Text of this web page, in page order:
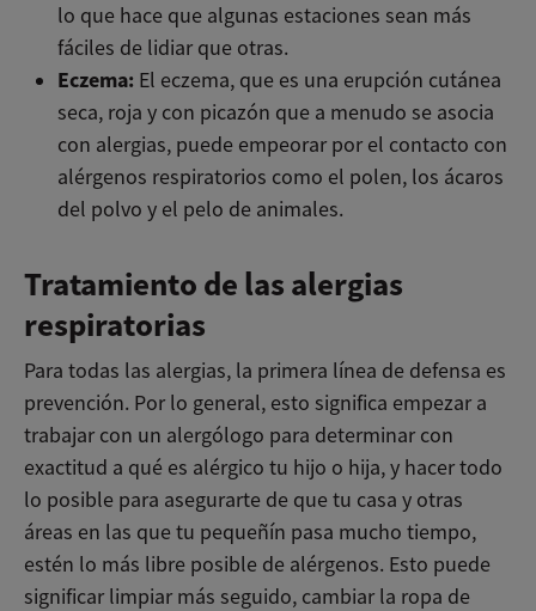
lo que hace que algunas estaciones sean más
fáciles de lidiar que otras.
Eczema: El eczema, que es una erupción cutánea
seca, roja y con picazón que a menudo se asocia
con alergias, puede empeorar por el contacto con
alérgenos respiratorios como el polen, los ácaros
del polvo y el pelo de animales.
Tratamiento de las alergias
respiratorias
Para todas las alergias, la primera línea de defensa es
prevención. Por lo general, esto significa empezar a
trabajar con un alergólogo para determinar con
exactitud a qué es alérgico tu hijo o hija, y hacer todo
lo posible para asegurarte de que tu casa y otras
áreas en las que tu pequeñín pasa mucho tiempo,
estén lo más libre posible de alérgenos. Esto puede
significar limpiar más seguido, cambiar la ropa de